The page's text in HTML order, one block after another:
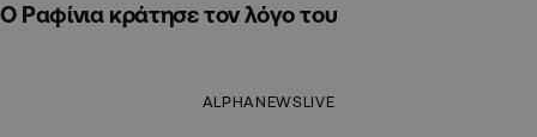
Ο Ραφίνια κράτησε τον λόγο του
ALPHANEWSLIVE